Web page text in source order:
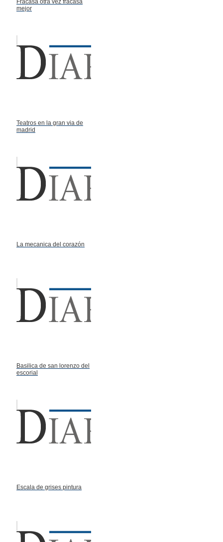
Fracasa otra vez fracasa
mejor
Teatros en la gran via de
madrid
La mecanica del corazón
Basilica de san lorenzo del
escorial
Escala de grises pintura